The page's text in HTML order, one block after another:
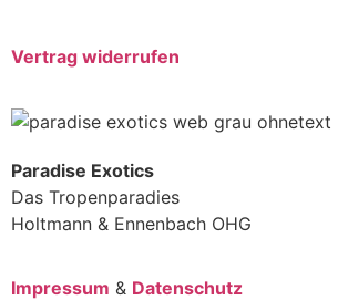
Vertrag widerrufen
Paradise Exotics
Das Tropenparadies
Holtmann & Ennenbach OHG
Impressum & Datenschutz